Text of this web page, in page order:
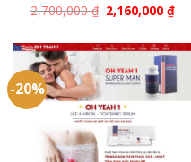
2,700,000₫ 2,160,000₫
-20%